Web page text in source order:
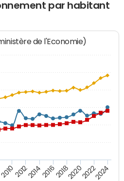
par habitant
de l'Economie)
20102012201420162018202020222024